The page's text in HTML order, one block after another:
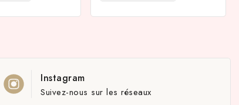
Instagram
Suivez-nous sur les réseaux